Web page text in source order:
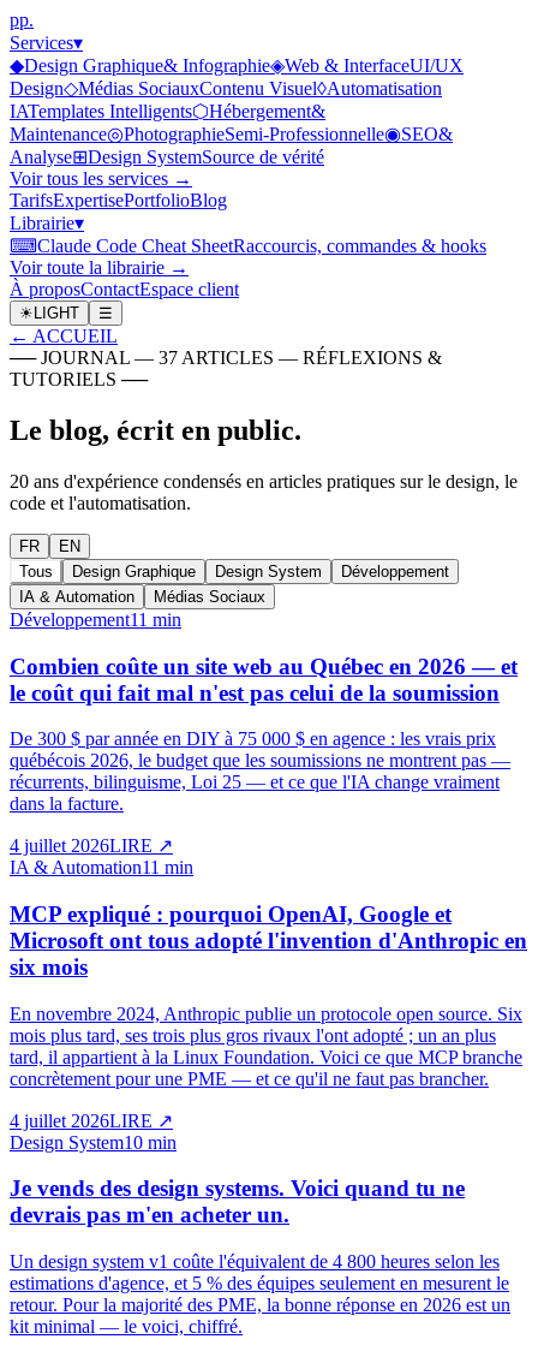
pp.
Services▾
◆Design Graphique& Infographie◈Web & InterfaceUI/UX
Design◇Médias SociauxContenu Visuel◊Automatisation
IATemplates Intelligents⬡Hébergement&
Maintenance◎PhotographieSemi-Professionnelle◉SEO&
Analyse⊞Design SystemSource de vérité
Voir tous les services →
TarifsExpertisePortfolioBlog
Librairie▾
⌨Claude Code Cheat SheetRaccourcis, commandes & hooks
Voir toute la librairie →
À proposContactEspace client
☀ LIGHT ☰
← ACCUEIL
──JOURNAL — 37 ARTICLES — RÉFLEXIONS &
TUTORIELS ──
Le blog, écrit en public.
20 ans d'expérience condensés en articles pratiques sur le design, le
code et l'automatisation.
FR
EN
Tous
Design Graphique Design System
Développement
IA & Automation
Médias Sociaux
Développement11 min
Combien coûte un site web au Québec en 2026 — et
le coût qui fait mal n'est pas celui de la soumission
De 300 $ par année en DIY à 75 000 $ en agence : les vrais prix
québécois 2026, le budget que les soumissions ne montrent pas —
récurrents, bilinguisme, Loi 25 — et ce que l'IA change vraiment
dans la facture.
4 juillet 2026LIRE ↗
IA & Automation11 min
MCP expliqué : pourquoi OpenAI, Google et
Microsoft ont tous adopté l'invention d'Anthropic en
six mois
En novembre 2024, Anthropic publie un protocole open source. Six
mois plus tard, ses trois plus gros rivaux l'ont adopté ; un an plus
tard, il appartient à la Linux Foundation. Voici ce que MCP branche
concrètement pour une PME — et ce qu'il ne faut pas brancher.
4 juillet 2026LIRE ↗
Design System10 min
Je vends des design systems. Voici quand tu ne
devrais pas m'en acheter un.
Un design system v1 coûte l'équivalent de 4 800 heures selon les
estimations d'agence, et 5 % des équipes seulement en mesurent le
retour. Pour la majorité des PME, la bonne réponse en 2026 est un
kit minimal — le voici, chiffré.